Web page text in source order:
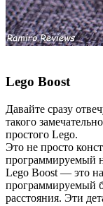
Lego Boost
Давайте сразу
такого
простого Lego.
Это не просто
программируемый
Lego Boost — это
программируемый
расстояния. Эти